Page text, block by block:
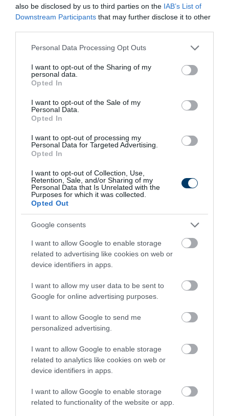
also be disclosed by us to third parties on the IAB’s List of
Downstream Participants that may further disclose it to other
Please note that this website/app uses one or more Google
not limited to your visit or usage behaviour. You may click to
grant or deny consent to Google and its third-party tags to
use your data for below specified purposes in below Google
consent section.
Personal Data Processing Opt Outs
I want to opt-out of the Sharing of my
personal data.
Opted In
I want to opt-out of the Sale of my
Personal Data.
Opted In
I want to opt-out of processing my
Personal Data for Targeted Advertising.
Opted In
I want to opt-out of Collection, Use,
Retention, Sale, and/or Sharing of my
Personal Data that Is Unrelated with the
Purposes for which it was collected.
Opted Out
Google consents
I want to allow Google to enable storage
related to advertising like cookies on web or
device identifiers in apps.
I want to allow my user data to be sent to
Google for online advertising purposes.
I want to allow Google to send me
personalized advertising.
I want to allow Google to enable storage
related to analytics like cookies on web or
device identifiers in apps.
I want to allow Google to enable storage
related to functionality of the website or app.
Fungus Dries Up And Falls Off After The First
11 h 8 min
5 Hidden Signs You Have Worms Inside Your
Body
326 166 177